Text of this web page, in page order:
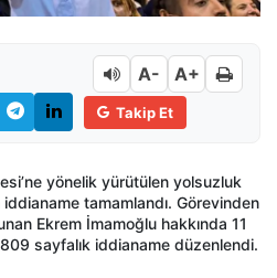
A- A+
Takip Et
yönelik yürütülen yolsuzluk
tamamlandı. Görevinden
Ekrem İmamoğlu hakkında 11
sayfalık iddianame düzenlendi.